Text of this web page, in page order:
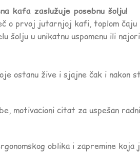
kafa zaslužuje posebnu šolju!
o prvoj jutarnjoj kafi, toplom čaju
u unikatnu uspomenu ili
ostanu žive i sjajne čak i nakon
motivacioni citat za uspešan
oblika i zapremine koja